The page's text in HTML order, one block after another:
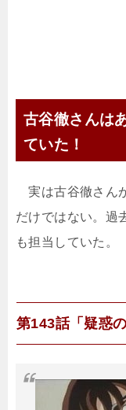
古谷徹さんは
ていた！
実は古谷徹さん
だけではない。過
も担当していた。
第143話「疑惑